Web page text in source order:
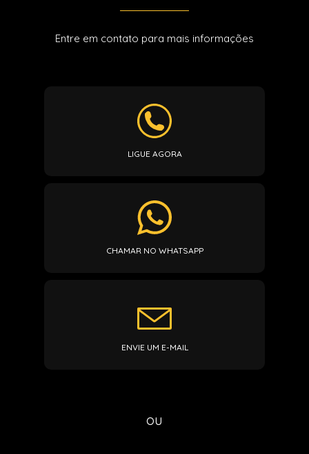
Entre em contato para mais informações
LIGUE AGORA
CHAMAR NO WHATSAPP
ENVIE UM E-MAIL
ou